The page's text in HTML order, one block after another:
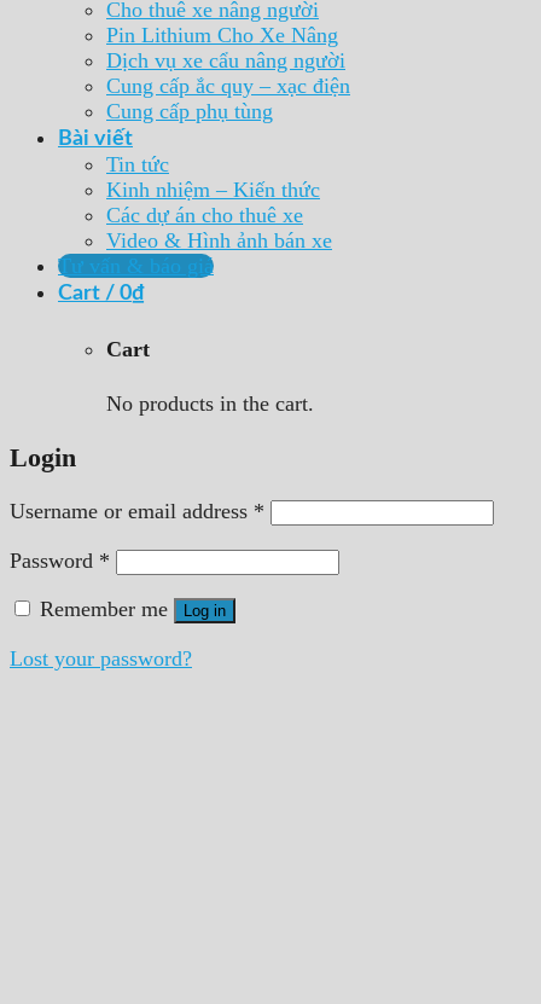
Cho thuê xe nâng người
Pin Lithium Cho Xe Nâng
Dịch vụ xe cẩu nâng người
Cung cấp ắc quy – xạc điện
Cung cấp phụ tùng
Bài viết
Tin tức
Kinh nhiệm – Kiến thức
Các dự án cho thuê xe
Video & Hình ảnh bán xe
Tư vấn & báo giá
Cart / 0₫
Cart
No products in the cart.
Login
Username or email address *
Password *
Remember me Log in
Lost your password?